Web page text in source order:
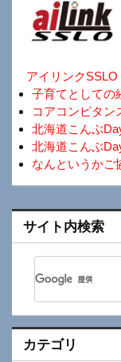
アイリンクSSLO
子育てとしての
コアコンピタン
北海道こんぶ
北海道こんぶ
なんというかご
サイト内検索
カテゴリ